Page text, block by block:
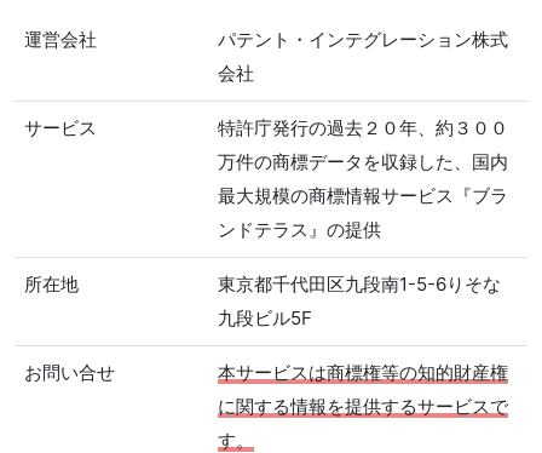
運営会社
パテント・インテグレーション株式
会社
サービス
特許庁発行の過去２０年、約３００
万件の商標データを収録した、国内
最大規模の商標情報サービス『ブラ
ンドテラス』の提供
所在地
東京都千代田区九段南1-5-6りそな
九段ビル5F
お問い合せ
本サービスは商標権等の知的財産権
に関する情報を提供するサービスで
す。